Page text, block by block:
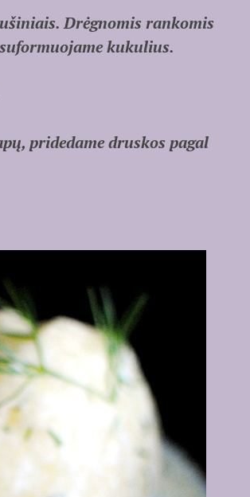
Drėgnomis rankomis
kukulius.
pridedame druskos pagal